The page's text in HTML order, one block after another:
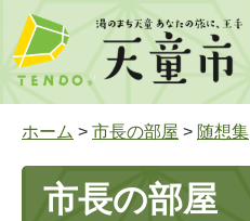
ホーム > 市長の部屋 > 随想集
市長の部屋